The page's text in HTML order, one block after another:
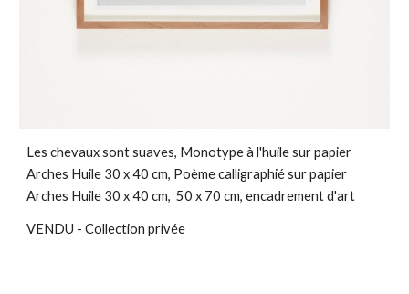
Les chevaux sont suaves, Monotype à l'huile sur papier
Arches Huile 30 x 40 cm, Poème calligraphié sur papier
Arches Huile 30 x 40 cm, 50 x 70 cm, encadrement d'art
VENDU - Collection privée